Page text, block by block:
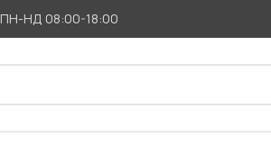
ПН-НД 08:00-18:00